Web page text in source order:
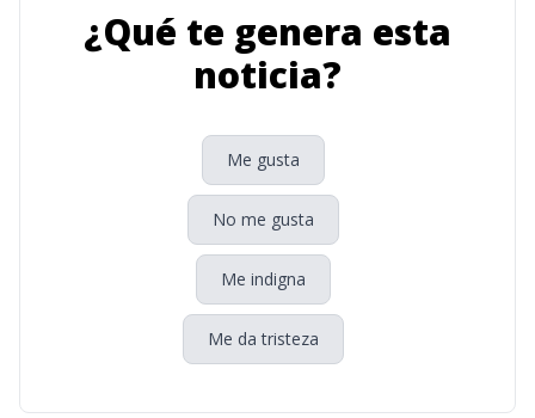
¿Qué te genera esta
noticia?
Me gusta
No me gusta
Me indigna
Me da tristeza